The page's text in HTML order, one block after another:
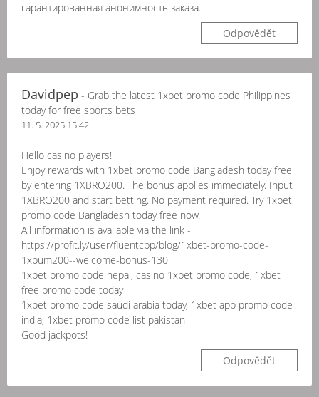
гарантированная анонимность заказа.
Odpovědět
Davidpep - Grab the latest 1xbet promo code Philippines
today for free sports bets
11. 5. 2025 15:42
Hello casino players!
Enjoy rewards with 1xbet promo code Bangladesh today free
by entering 1XBRO200. The bonus applies immediately. Input
1XBRO200 and start betting. No payment required. Try 1xbet
promo code Bangladesh today free now.
All information is available via the link -
https://profit.ly/user/fluentcpp/blog/1xbet-promo-code-
1xbum200--welcome-bonus-130
1xbet promo code nepal, casino 1xbet promo code, 1xbet
free promo code today
1xbet promo code saudi arabia today, 1xbet app promo code
india, 1xbet promo code list pakistan
Good jackpots!
Odpovědět